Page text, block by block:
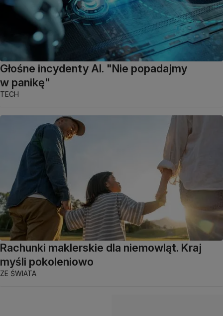
Głośne incydenty AI. "Nie popadajmy
w panikę"
TECH
Rachunki maklerskie dla niemowląt. Kraj
myśli pokoleniowo
ZE ŚWIATA